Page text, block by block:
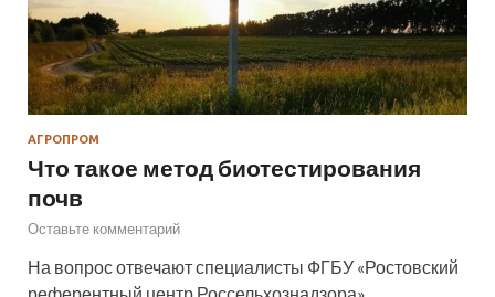
АГРОПРОМ
Что такое метод биотестирования
почв
Оставьте комментарий
На вопрос отвечают специалисты ФГБУ «Ростовский
референтный центр Россельхознадзора»